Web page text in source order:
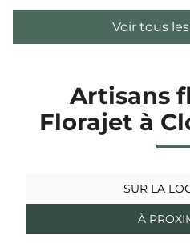
Voir tous
Artisans
Florajet à
SUR LA
À